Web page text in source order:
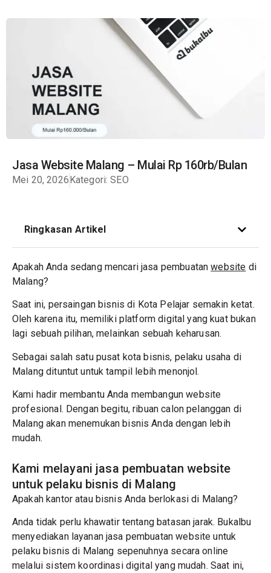
Jasa Website Malang – Mulai Rp 160rb/Bulan
Mei 20, 2026Kategori: SEO
Ringkasan Artikel
Apakah Anda sedang mencari jasa pembuatanwebsite di
Malang?
Saat ini, persaingan bisnis di Kota Pelajar semakin ketat.
Oleh karena itu, memiliki platform digital yang kuat bukan
lagi sebuah pilihan, melainkan sebuah keharusan.
Sebagai salah satu pusat kota bisnis, pelaku usaha di
Malang dituntut untuk tampil lebih menonjol.
Kami hadir membantu Anda membangun website
profesional. Dengan begitu, ribuan calon pelanggan di
Malang akan menemukan bisnis Anda dengan lebih
mudah.
Kami melayani jasa pembuatan website
untuk pelaku bisnis di Malang
Apakah kantor atau bisnis Anda berlokasi di Malang?
Anda tidak perlu khawatir tentang batasan jarak. Bukalbu
menyediakan layanan jasa pembuatan website untuk
pelaku bisnis di Malang sepenuhnya secara online
melalui sistem koordinasi digital yang mudah. Saat ini,